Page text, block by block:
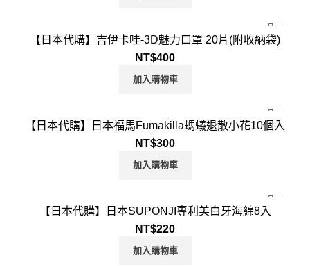
【日本代購】吉伊卡哇-3D魅力口罩 20片(附收納袋)
NT$400
加入購物車
【日本代購】日本福馬Fumakilla螞蟻退散小花10個入
NT$300
加入購物車
【日本代購】日本SUPONJI專利美白牙海綿8入
NT$220
加入購物車